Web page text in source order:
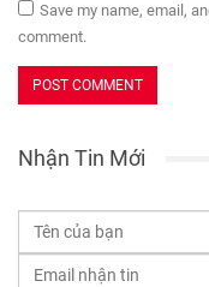
Save my name, email,
comment.
Nhận Tin Mới